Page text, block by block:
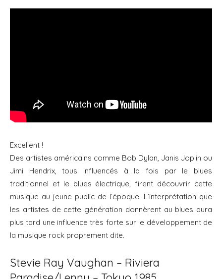
Excellent !
Des artistes américains comme Bob Dylan, Janis Joplin ou
Jimi Hendrix, tous influencés à la fois par le blues
traditionnel et le blues électrique, firent découvrir cette
musique au jeune public de l’époque. L’interprétation que
les artistes de cette génération donnèrent au blues aura
plus tard une influence très forte sur le développement de
la musique rock proprement dite.
Stevie Ray Vaughan – Riviera